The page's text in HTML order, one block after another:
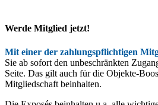
Werde Mitglied jetzt!
Mit einer der zahlungspflichtigen
Sie ab sofort den unbeschränkten
Seite. Das gilt auch für die Objekte-
Mitgliedschaft beinhalten.